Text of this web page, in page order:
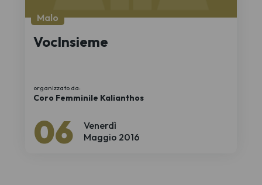
Venerdì
06 Maggio 2016
Malo
VocInsieme
organizzato da:
Coro Femminile Kalianthos